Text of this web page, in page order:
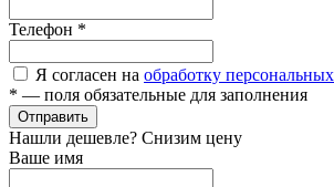
Телефон *
Я согласен на обработку
* — поля обязательные для заполнения
Отправить
Нашли дешевле? Снизим цену
Ваше имя